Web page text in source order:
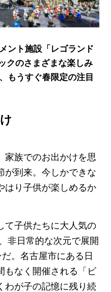
ント施設「レゴランド
クのさまざまな楽しみ
もうすぐ春限定の注目
家族でのお出かけを思
が到来。今しかできな
はり子供が楽しめるか
て子供たちに大人気の
非日常的な次元で展開
。名古屋市にある日
もなく開催される「ビ
わが子の記憶に残り続